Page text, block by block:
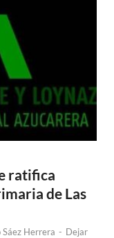
ratifica
de Las
Sáez Herrera - Dejar